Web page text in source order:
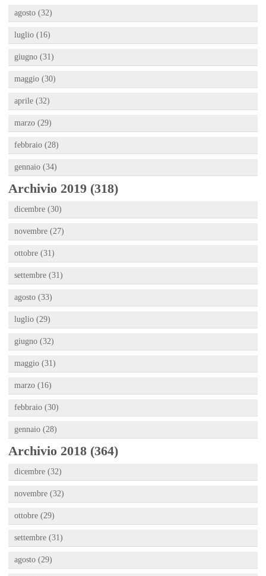
agosto (32)
luglio (16)
giugno (31)
maggio (30)
aprile (32)
marzo (29)
febbraio (28)
gennaio (34)
Archivio 2019 (318)
dicembre (30)
novembre (27)
ottobre (31)
settembre (31)
agosto (33)
luglio (29)
giugno (32)
maggio (31)
marzo (16)
febbraio (30)
gennaio (28)
Archivio 2018 (364)
dicembre (32)
novembre (32)
ottobre (29)
settembre (31)
agosto (29)